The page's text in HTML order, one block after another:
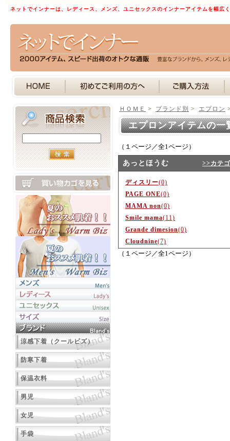
ネットでインナーは、レディース、メンズ、ユニセックスのインナーアイテムを幅広
涼感下着（クールビズ）
防寒下着
保温衣料
男児
女児
手袋
ＨＯＭＥ > ブランド別 > エプロン
エプロンアイテムの
（１ページ／全1ページ）
あっとほうむ >>カテ
ディスリー(0)
PAGE ONE(0)
MAMA non(0)
Smile mama(11)
Grande dimesion(0)
Cloudnine(7)
（１ページ／全1ページ）